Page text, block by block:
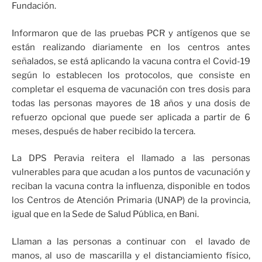
Fundación.
Informaron que de las pruebas PCR y antígenos que se
están realizando diariamente en los centros antes
señalados, se está aplicando la vacuna contra el Covid-19
según lo establecen los protocolos, que consiste en
completar el esquema de vacunación con tres dosis para
todas las personas mayores de 18 años y una dosis de
refuerzo opcional que puede ser aplicada a partir de 6
meses, después de haber recibido la tercera.
La DPS Peravia reitera el llamado a las personas
vulnerables para que acudan a los puntos de vacunación y
reciban la vacuna contra la influenza, disponible en todos
los Centros de Atención Primaria (UNAP) de la provincia,
igual que en la Sede de Salud Pública, en Bani.
Llaman a las personas a continuar con el lavado de
manos, al uso de mascarilla y el distanciamiento físico,